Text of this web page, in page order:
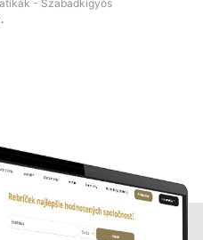
- Szabadkígyós